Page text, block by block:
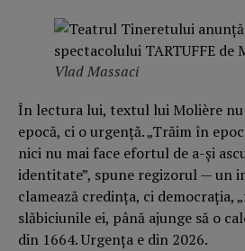
Vlad Massaci
În lectura lui, textul lui Molière nu
epocă, ci o urgență. „Trăim în
nici nu mai face efortul de a-și
identitate”, spune regizorul — un
clamează credința, ci democrația,
slăbiciunile ei, până ajunge să o
din 1664. Urgența e din 2026.